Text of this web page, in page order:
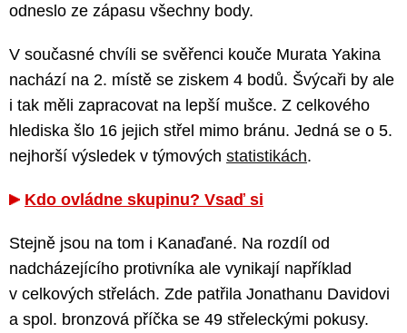
odneslo ze zápasu všechny body.
V současné chvíli se svěřenci kouče Murata Yakina
nachází na 2. místě se ziskem 4 bodů. Švýcaři by ale
i tak měli zapracovat na lepší mušce. Z celkového
hlediska šlo 16 jejich střel mimo bránu. Jedná se o 5.
nejhorší výsledek v týmových statistikách.
Kdo ovládne skupinu? Vsaď si
Stejně jsou na tom i Kanaďané. Na rozdíl od
nadcházejícího protivníka ale vynikají například
v celkových střelách. Zde patřila Jonathanu Davidovi
a spol. bronzová příčka se 49 střeleckými pokusy.